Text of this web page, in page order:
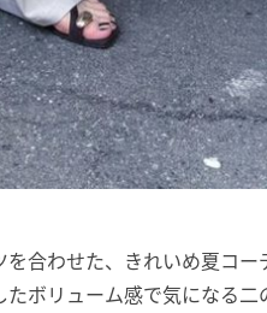
合わせた、きれいめ夏コー
ボリューム感で気になる二